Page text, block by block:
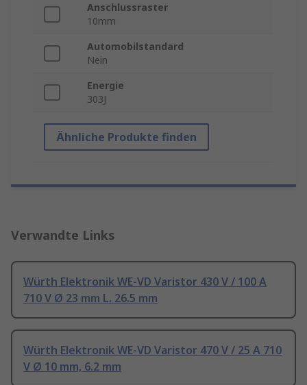
Anschlussraster
10mm
Automobilstandard
Nein
Energie
303J
Ähnliche Produkte finden
Verwandte Links
Würth Elektronik WE-VD Varistor 430 V / 100 A
710 V Ø 23 mm L. 26.5 mm
Würth Elektronik WE-VD Varistor 470 V / 25 A 710
V Ø 10 mm, 6.2 mm